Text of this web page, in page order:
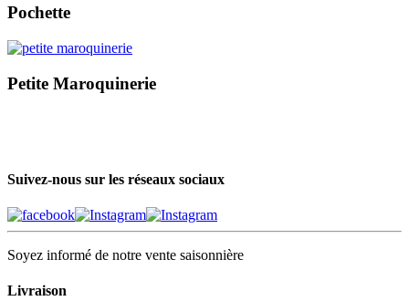
Pochette
Petite Maroquinerie
Suivez-nous sur les réseaux sociaux
Soyez informé de notre vente saisonnière
Livraison